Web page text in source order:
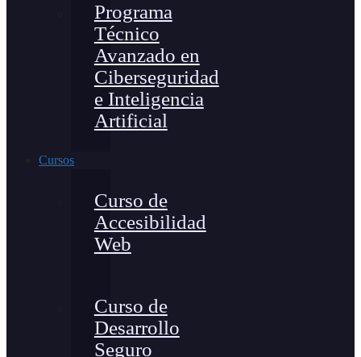
Programa
Técnico
Avanzado en
Ciberseguridad
e Inteligencia
Artificial
Cursos
Curso de
Accesibilidad
Web
Curso de
Desarrollo
Seguro